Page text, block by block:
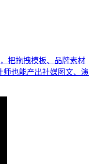
把拖拽模板、品牌素材
也能产出社媒图文、演